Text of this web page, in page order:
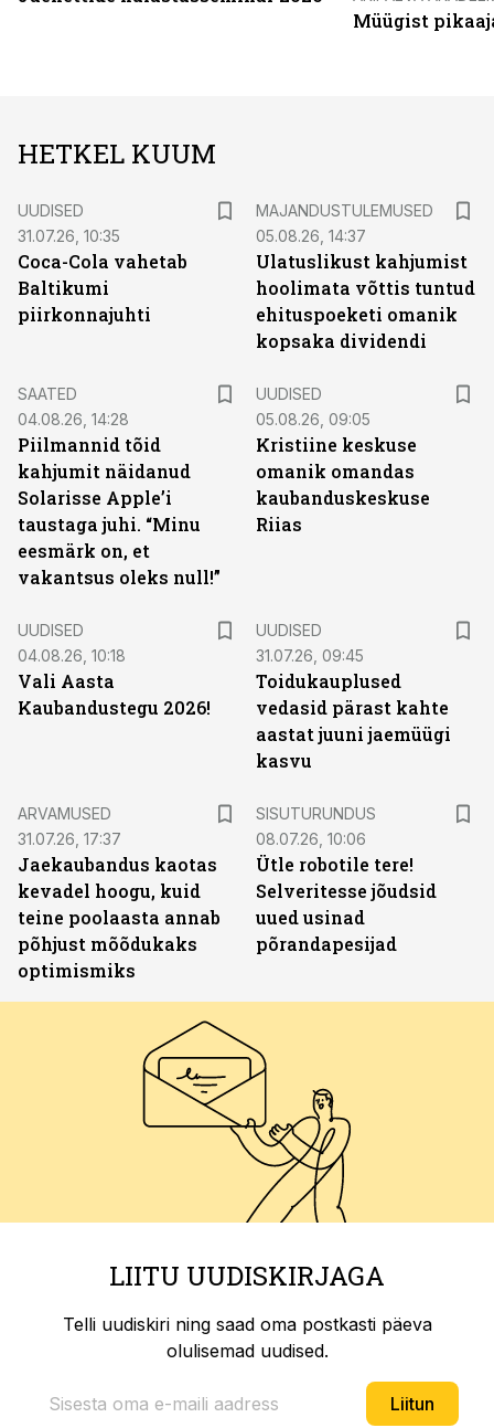
Müügist
HETKEL KUUM
UUDISED
31.07.26, 10:35
Coca-Cola vahetab
Baltikumi
piirkonnajuhti
MAJANDUSTULEMUSED
05.08.26, 14:37
Ulatuslikust kahjumist
hoolimata võttis tuntud
ehituspoeketi omanik
kopsaka dividendi
SAATED
04.08.26, 14:28
Piilmannid tõid
kahjumit näidanud
Solarisse Apple’i
taustaga juhi. “Minu
eesmärk on, et
vakantsus oleks null!”
UUDISED
05.08.26, 09:05
Kristiine keskuse
omanik omandas
kaubanduskeskuse
Riias
UUDISED
04.08.26, 10:18
Vali Aasta
Kaubandustegu 2026!
UUDISED
31.07.26, 09:45
Toidukauplused
vedasid pärast kahte
aastat juuni jaemüügi
kasvu
ARVAMUSED
31.07.26, 17:37
Jaekaubandus kaotas
kevadel hoogu, kuid
teine poolaasta annab
põhjust mõõdukaks
optimismiks
SISUTURUNDUS
08.07.26, 10:06
Ütle robotile tere!
Selveritesse jõudsid
uued usinad
põrandapesijad
LIITU UUDISKIRJAGA
Telli uudiskiri ning saad oma postkasti päeva
olulisemad uudised.
Liitun